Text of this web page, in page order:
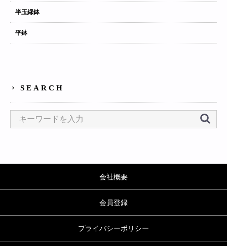
半玉縁鉢
平鉢
SEARCH
会社概要
会員登録
プライバシーポリシー